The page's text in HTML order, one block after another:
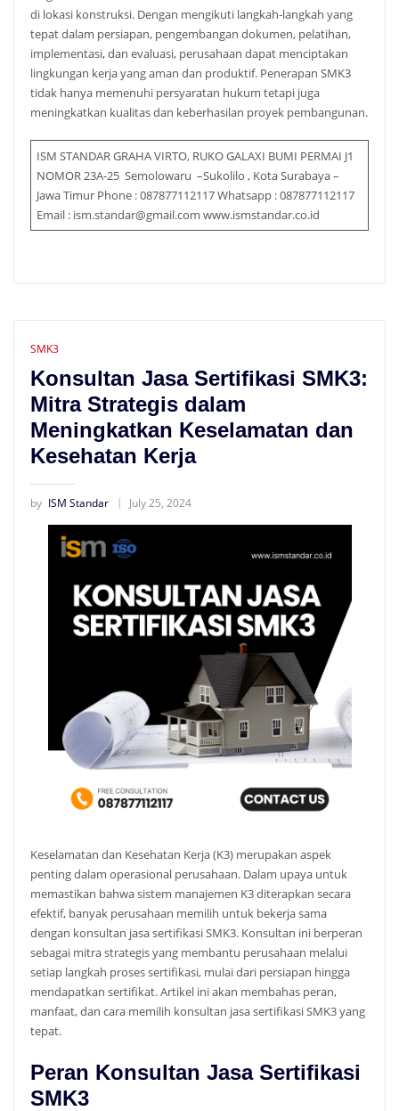
di lokasi konstruksi. Dengan mengikuti langkah-langkah yang
tepat dalam persiapan, pengembangan dokumen, pelatihan,
implementasi, dan evaluasi, perusahaan dapat menciptakan
lingkungan kerja yang aman dan produktif. Penerapan SMK3
tidak hanya memenuhi persyaratan hukum tetapi juga
meningkatkan kualitas dan keberhasilan proyek pembangunan.
ISM STANDAR GRAHA VIRTO, RUKO GALAXI BUMI PERMAI J1
NOMOR 23A-25 Semolowaru –Sukolilo , Kota Surabaya –
Jawa Timur Phone : 087877112117 Whatsapp : 087877112117
Email : ism.standar@gmail.com www.ismstandar.co.id
SMK3
Konsultan Jasa Sertifikasi SMK3:
Mitra Strategis dalam
Meningkatkan Keselamatan dan
Kesehatan Kerja
by ISM Standar July 25, 2024
Keselamatan dan Kesehatan Kerja (K3) merupakan aspek
penting dalam operasional perusahaan. Dalam upaya untuk
memastikan bahwa sistem manajemen K3 diterapkan secara
efektif, banyak perusahaan memilih untuk bekerja sama
dengan konsultan jasa sertifikasi SMK3. Konsultan ini berperan
sebagai mitra strategis yang membantu perusahaan melalui
setiap langkah proses sertifikasi, mulai dari persiapan hingga
mendapatkan sertifikat. Artikel ini akan membahas peran,
manfaat, dan cara memilih konsultan jasa sertifikasi SMK3 yang
tepat.
Peran Konsultan Jasa Sertifikasi
SMK3